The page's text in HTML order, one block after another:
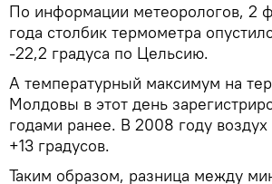
По информации метеорологов, 2
года столбик термометра
-22,2 градуса по Цельсию.
А температурный максимум на
Молдовы в этот день
годами ранее. В 2008 году воздух
+13 градусов.
Таким образом, разница между